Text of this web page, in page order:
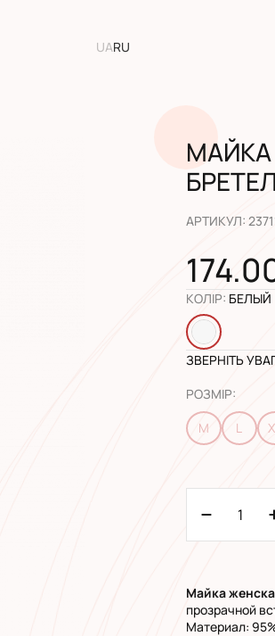
UARU
АРТИКУЛ:
КОЛІР: БЕЛЫЙ
ЗВЕРНІТЬ
РОЗМІР:
M L
Майка
прозрачной
Материал: